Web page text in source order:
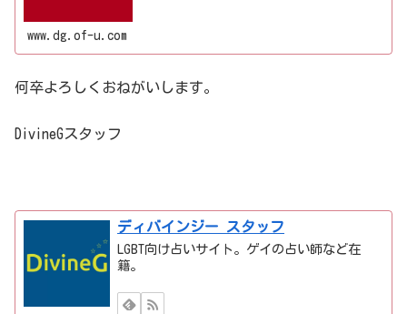
www.dg.of-u.com
何卒よろしくおねがいします。
DivineGスタッフ
ディバインジー スタッフ
LGBT向け占いサイト。ゲイの占い師など在
籍。